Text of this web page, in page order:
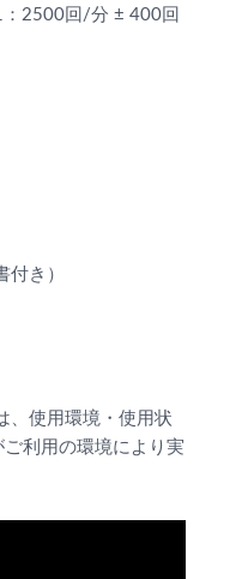
2500回/分 ± 400回
き）
、使用環境・使用状
利用の環境により実